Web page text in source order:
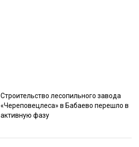
Строительство лесопильного завода
«Череповецлеса» в Бабаево перешло в
активную фазу